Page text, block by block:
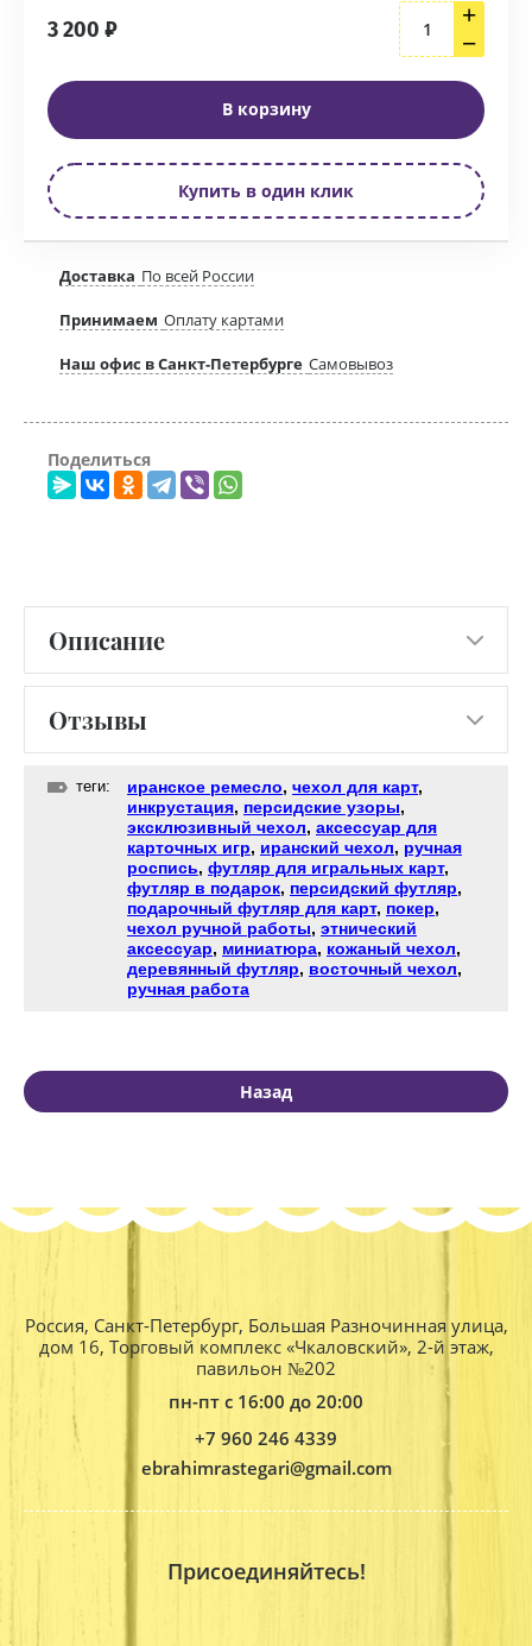
3 200 ₽
−
+
В корзину
Купить в один клик
Доставка По всей России
Принимаем Оплату картами
Наш офис в Санкт-Петербурге Самовывоз
Поделиться
Описание
Отзывы
теги: иранское ремесло, чехол для карт,
инкрустация, персидские узоры,
эксклюзивный чехол, аксессуар для
карточных игр, иранский чехол, ручная
роспись, футляр для игральных карт,
футляр в подарок, персидский футляр,
подарочный футляр для карт, покер,
чехол ручной работы, этнический
аксессуар, миниатюра, кожаный чехол,
деревянный футляр, восточный чехол,
ручная работа
Назад
Россия, Санкт-Петербург, Большая Разночинная улица,
дом 16, Торговый комплекс «Чкаловский», 2-й этаж,
павильон №202
пн-пт с 16:00 до 20:00
+7 960 246 4339
ebrahimrastegari@gmail.com
Присоединяйтесь!